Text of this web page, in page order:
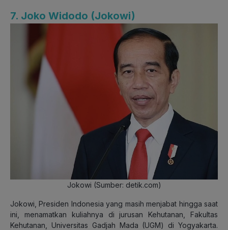
7. Joko Widodo (Jokowi)
Jokowi (Sumber: detik.com)
Jokowi, Presiden Indonesia yang masih menjabat hingga saat
ini, menamatkan kuliahnya di jurusan Kehutanan, Fakultas
Kehutanan, Universitas Gadjah Mada (UGM) di Yogyakarta.